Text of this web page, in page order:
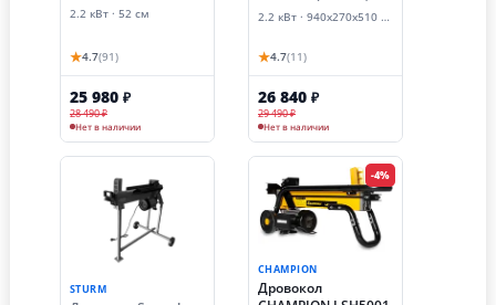
гидравлический
2.2 кВт · 52 см
★4.7(91)
25 980 ₽
28 490 ₽
Нет в наличии
стойка опоры)
2.2 кВт · 940х270х510 мм
★4.7(11)
26 840 ₽
29 490 ₽
Нет в наличии
STURM
-4%
CHAMPION
Дровокол